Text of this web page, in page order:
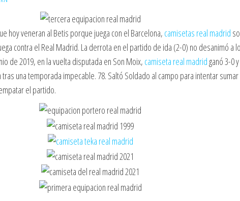
hoy veneran al Betis porque juega con el Barcelona, camisetas real madrid
contra el Real Madrid. La derrota en el partido de ida (2-0) no desanimó a
de 2019, en la vuelta disputada en Son Moix, camiseta real madridganó 3-0
una temporada impecable. 78. Saltó Soldado al campo para intentar
el partido.